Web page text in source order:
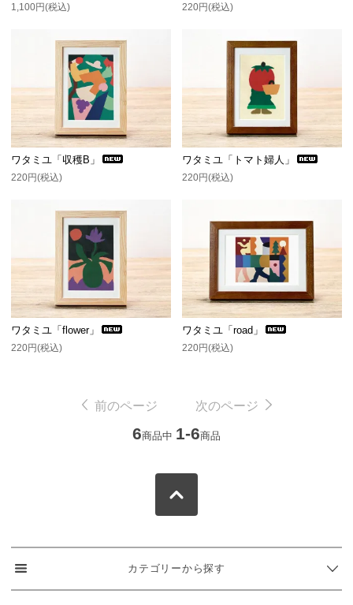
1,100円(税込) 220円(税込)
ワタミユ「収穫B」
220円(税込)
ワタミユ「トマト婦人」
220円(税込)
ワタミユ「flower」
220円(税込)
ワタミユ「road」
220円(税込)
前のページ 次のページ
6商品中 1-6商品
カテゴリーから探す